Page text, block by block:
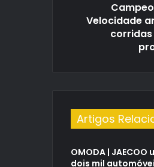
Velocidade
corridas
Artigos
OMODA |
dois mil